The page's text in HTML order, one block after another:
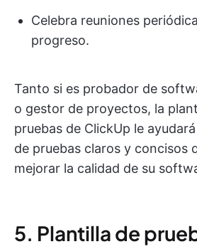
Celebra reuniones
progreso.
Tanto si es probador de
o gestor de proyectos, la
pruebas de ClickUp le
de pruebas claros y concisos
mejorar la calidad de su
5. Plantilla de